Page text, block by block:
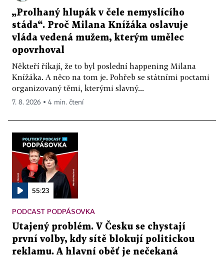
„Prolhaný hlupák v čele nemyslícího
stáda“. Proč Milana Knížáka oslavuje
vláda vedená mužem, kterým umělec
opovrhoval
Někteří říkají, že to byl poslední happening Milana
Knížáka. A něco na tom je. Pohřeb se státními poctami
organizovaný těmi, kterými slavný...
7. 8. 2026 ▪ 4 min. čtení
55:23
PODCAST PODPÁSOVKA
Utajený problém. V Česku se chystají
první volby, kdy sítě blokují politickou
reklamu. A hlavní oběť je nečekaná